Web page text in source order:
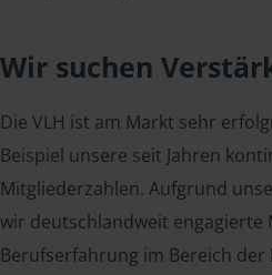
Wir suchen
Die VLH ist am Markt sehr
Beispiel unsere seit Jahren
Mitgliederzahlen. Aufgrund
wir deutschlandweit engagierte
Berufserfahrung im Bereich